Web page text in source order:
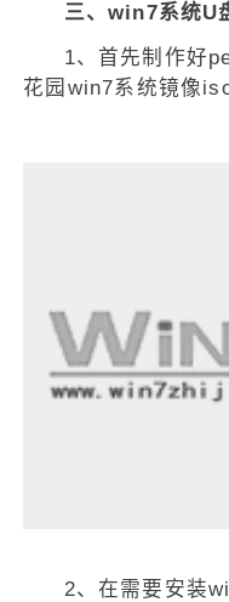
三、win7系统U
1、首先制作好
花园win7系统镜像
2、在需要安装